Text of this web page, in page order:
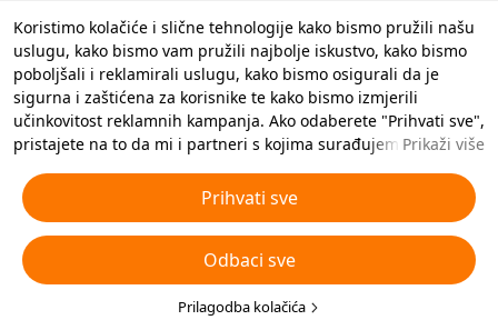
Koristimo kolačiće i slične tehnologije kako bismo pružili našu
uslugu, kako bismo vam pružili najbolje iskustvo, kako bismo
poboljšali i reklamirali uslugu, kako bismo osigurali da je
sigurna i zaštićena za korisnike te kako bismo izmjerili
učinkovitost reklamnih kampanja. Ako odaberete "Prihvati sve",
pristajete na to da mi i partneri s kojima surađujemo
oglašavanja. Također možete 'Odbiti sve' nebitne kolačiće ili
odabrati koje vrste kolačića želite prihvatiti ili onemogućiti
klikom na 'Prilagodi kolačiće' ispod ili u bilo kojem trenutku u
svojim postavkama privatnosti. Za više pojedinosti pogledajte
našaPravila o kolačićima i sličnim tehnologijama.
Prikaži više
Prihvati sve
Odbaci sve
Prilagodba kolačića